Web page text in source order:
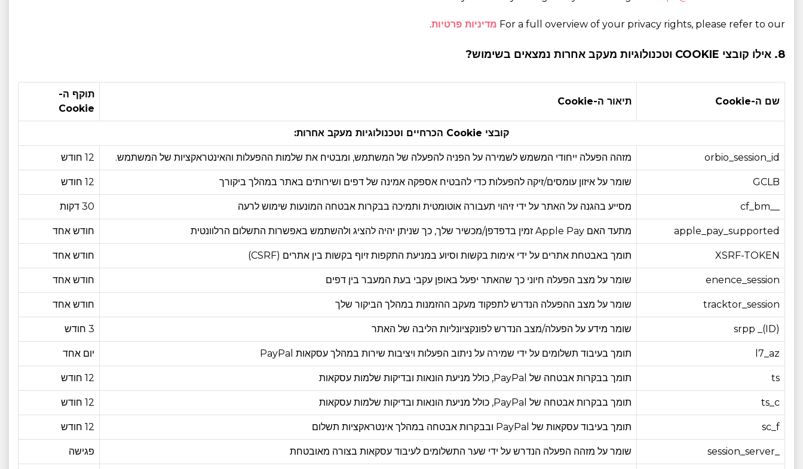
For a full overview of your privacy rights, please refer to our מדיניות פרטיות.
8. אילו קובצי COOKIE וטכנולוגיות מעקב אחרות נמצאים בשימוש?
שם ה-Cookie תיאור ה-Cookie
תוקף ה-
Cookie
קובצי Cookie הכרחיים וטכנולוגיות מעקב אחרות:
orbio_session_id מזהה הפעלה ייחודי המשמש לשמירה על הפניה להפעלה של המשתמש, ומבטיח את שלמות ההפעלות והאינטראקציות של המשתמש. 12 חודש
GCLB שומר על איזון עומסים/זיקה להפעלות כדי להבטיח אספקה ​​אמינה של דפים ושירותים באתר במהלך ביקורך 12 חודש
מסייע בהגנה על האתר על ידי זיהוי תעבורה אוטומטית ותמיכה בבקרות אבטחה המונעות שימוש לרעה 30 דקות
apple_pay_supported מתעד האם Apple Pay זמין בדפדפן/מכשיר שלך, כך שניתן יהיה להציג ולהשתמש באפשרות התשלום הרלוונטית חודש אחד
XSRF-TOKEN תומך באבטחת אתרים על ידי אימות בקשות וסיוע במניעת התקפות זיוף בקשות בין אתרים (CSRF) חודש אחד
enence_session שומר על מצב הפעלה חיוני כך שהאתר יפעל באופן עקבי בעת המעבר בין דפים חודש אחד
tracktor_session שומר על מצב ההפעלה הנדרש לתפקוד מעקב ההזמנות במהלך הביקור שלך חודש אחד
srpp _(ID) שומר מידע על הפעלה/מצב הנדרש לפונקציונליות הליבה של האתר 3 חודש
l7_az תומך בעיבוד תשלומים על ידי שמירה על ניתוב הפעלות ויציבות שירות במהלך עסקאות PayPal יום אחד
ts תומך בבקרות אבטחה של PayPal, כולל מניעת הונאות ובדיקות שלמות עסקאות 12 חודש
ts_c תומך בבקרות אבטחה של PayPal, כולל מניעת הונאות ובדיקות שלמות עסקאות 12 חודש
sc_f תומך בעיבוד עסקאות של PayPal ובבקרות אבטחה במהלך אינטראקציות תשלום 12 חודש
שומר על מזהה הפעלה הנדרש על ידי שער התשלומים לעיבוד עסקאות בצורה מאובטחת פגישה